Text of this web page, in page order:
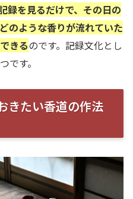
録を見るだけで、その日の
のような香りが流れていた
きるのです。記録文化とし
です。
きたい香道の作法